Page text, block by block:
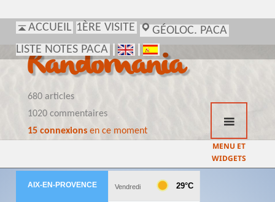
ACCUEIL 1ÈRE VISITE
GÉOLOC. PACA
LISTE NOTES PACA
Randomania
680 articles
1020 commentaires
15 connexionsen ce moment
MENU ET
WIDGETS